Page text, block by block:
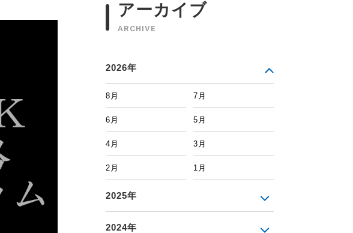
アーカイブ
ARCHIVE
2026年
8月 7月
6月 5月
4月 3月
2月 1月
2025年
2024年